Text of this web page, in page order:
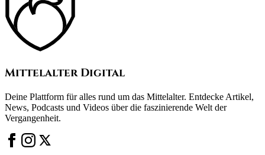
Mittelalter Digital
Deine Plattform für alles rund um das Mittelalter. Entdecke Artikel,
News, Podcasts und Videos über die faszinierende Welt der
Vergangenheit.